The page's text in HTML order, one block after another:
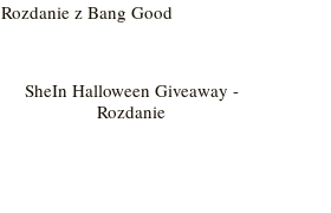
Rozdanie z Bang Good
SheIn Halloween Giveaway -
Rozdanie